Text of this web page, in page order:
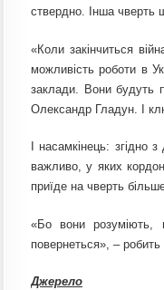
ствердно. Інша чверть
«Коли закінчиться
можливість роботи в
заклади. Вони будуть
Олександр Гладун. І
І нacaмкінець: згідно
важливо, у яких
приїде на чверть
«Бо вони
повернеться», –
Джерело